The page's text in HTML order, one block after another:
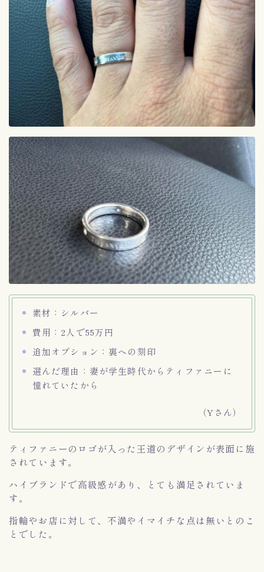
素材：シルバー
費用：2人で55万円
追加オプション：裏への刻印
選んだ理由：妻が学生時代からティファニーに
憧れていたから
（Yさん）
ティファニーのロゴが入った王道のデザインが表面に施
されています。
ハイブランドで高級感があり、とても満足されていま
す。
指輪やお店に対して、不満やイマイチな点は無いとのこ
とでした。